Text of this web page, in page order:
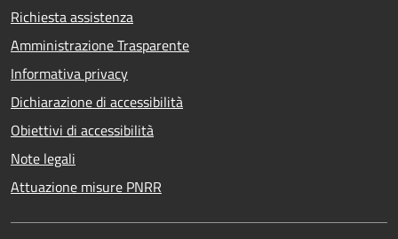
Richiesta assistenza
Amministrazione Trasparente
Informativa privacy
Dichiarazione di accessibilità
Obiettivi di accessibilità
Note legali
Attuazione misure PNRR